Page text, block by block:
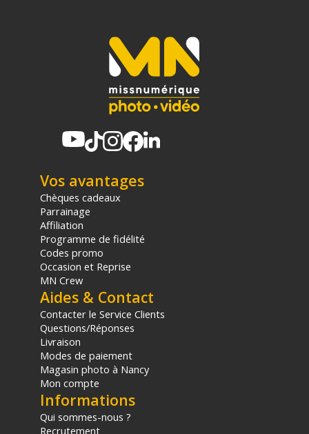
Vos avantages
Chèques cadeaux
Parrainage
Affiliation
Programme de fidélité
Codes promo
Occasion et Reprise
MN Crew
Aides & Contact
Contacter le Service Clients
Questions/Réponses
Livraison
Modes de paiement
Magasin photo à Nancy
Mon compte
Informations
Qui sommes-nous ?
Recrutement